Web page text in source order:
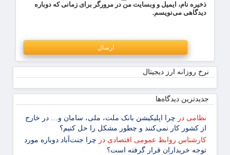
ذخیره نام، ایمیل و وبسایت من در مرورگر برای زمانی که دوباره
دیدگاهی می‌نویسم.
نرخ روزانه ارز دیجیتال
جدیدترین دیدگاه‌‌ها
نظامی در چرا اپلیکیشن بانک ملت، ملی، سامان و… در خارج
از کشور کار نمی‌کنند و چطور مشکل را حل کنیم؟
کارشناس روابط عمومی اقتصادی در چرا جنت‌آباد دوباره مورد
توجه خریداران قرار گرفته است؟